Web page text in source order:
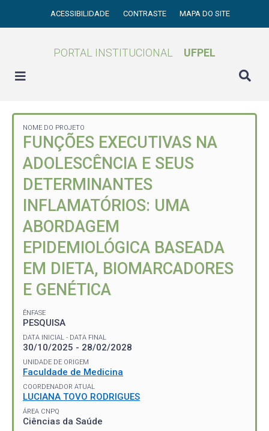
ACESSIBILIDADE CONTRASTE MAPA DO SITE
PORTAL INSTITUCIONAL UFPEL
NOME DO PROJETO
FUNÇÕES EXECUTIVAS NA
ADOLESCÊNCIA E SEUS
DETERMINANTES
INFLAMATÓRIOS: UMA
ABORDAGEM
EPIDEMIOLÓGICA BASEADA
EM DIETA, BIOMARCADORES
E GENÉTICA
ÊNFASE
PESQUISA
DATA INICIAL - DATA FINAL
30/10/2025 - 28/02/2028
UNIDADE DE ORIGEM
Faculdade de Medicina
COORDENADOR ATUAL
LUCIANA TOVO RODRIGUES
ÁREA CNPQ
Ciências da Saúde